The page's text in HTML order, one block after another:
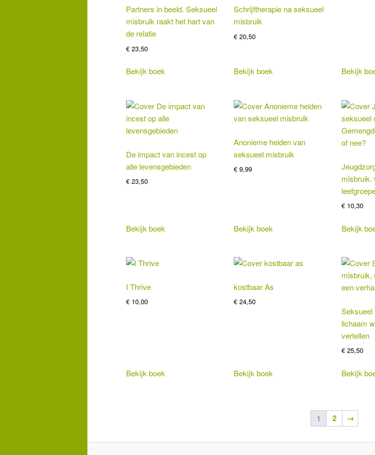
Partners in beeld. Seksueel
misbruik raakt het hart van
de relatie
€ 23,50
Bekijk boek
Schrijftherapie na seksueel
misbruik
€20,50
Bekijk boek Bekijk
De impact van incest op
alle levensgebieden
€ 23,50
Bekijk boek
Anonieme helden van
seksueel misbruik
€9,99
Bekijk boek
misbruik.
€10,30
Bekijk
I Thrive
€ 10,00
Bekijk boek
kostbaar As
€24,50
Bekijk boek
lichaam
vertellen
€25,50
Bekijk
1 2 →